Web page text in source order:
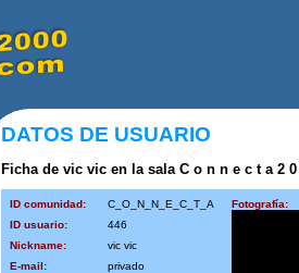
DATOS DE USUARIO
Ficha de vic vic en la sala C o n n e c t a 2
ID comunidad: C_O_N_N_E_C_T_A
Fotografía:
ID usuario:
446
Nickname:
vic vic
E-mail:
privado